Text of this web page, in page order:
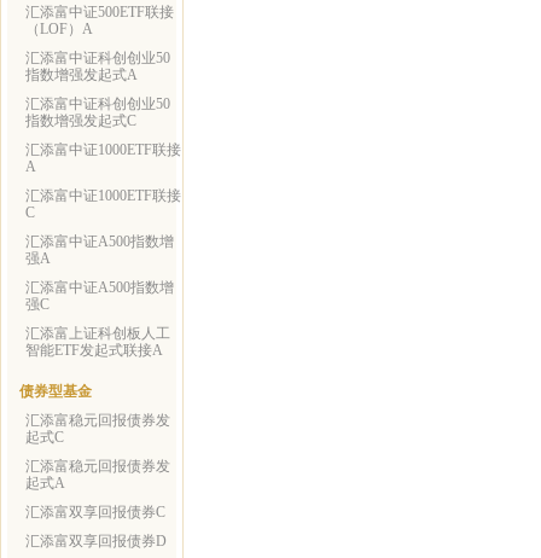
汇添富中证500ETF联接
（LOF）A
汇添富中证科创创业50
指数增强发起式A
汇添富中证科创创业50
指数增强发起式C
汇添富中证1000ETF联接
A
汇添富中证1000ETF联接
C
汇添富中证A500指数增
强A
汇添富中证A500指数增
强C
汇添富上证科创板人工
智能ETF发起式联接A
债券型基金
汇添富稳元回报债券发
起式C
汇添富稳元回报债券发
起式A
汇添富双享回报债券C
汇添富双享回报债券D